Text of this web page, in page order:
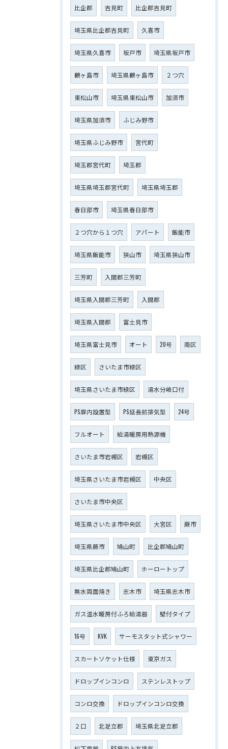
比企郡 吉見町 比企郡吉見町
埼玉県比企郡吉見町 久喜市
埼玉県久喜市 坂戸市 埼玉県坂戸市
鶴ヶ島市 埼玉県鶴ヶ島市 ２つ穴
東松山市 埼玉県東松山市 加須市
埼玉県加須市 ふじみ野市
埼玉県ふじみ野市 宮代町
埼玉郡宮代町 埼玉郡
埼玉県埼玉郡宮代町 埼玉県埼玉郡
春日部市 埼玉県春日部市
２つ穴から１つ穴 アパート 飯能市
埼玉県飯能市 狭山市 埼玉県狭山市
三芳町 入間郡三芳町
埼玉県入間郡三芳町 入間郡
埼玉県入間郡 富士見市
埼玉県富士見市 オート 20号 南区
緑区 さいたま市緑区
埼玉県さいたま市緑区 湯水分岐口付
PS扉内設置型 PS延長前排気型 24号
フルオート 給湯暖房用熱源機
さいたま市岩槻区 岩槻区
埼玉県さいたま市岩槻区 中央区
さいたま市中央区
埼玉県さいたま市中央区 大宮区 蕨市
埼玉県蕨市 鳩山町 比企郡鳩山町
埼玉県比企郡鳩山町 ホーロートップ
無水両面焼き 志木市 埼玉県志木市
ガス温水暖房付ふろ給湯器 壁付タイプ
16号 KVK サーモスタット式シャワー
スカートソケット仕様 東京ガス
ドロップインコンロ ステンレストップ
コンロ交換 ドロップインコンロ交換
２口 北足立郡 埼玉県北足立郡